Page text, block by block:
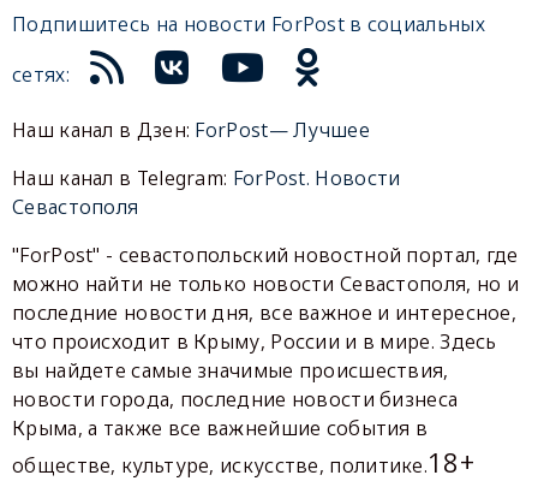
Подпишитесь на новости ForPost в социальных
сетях:
Наш канал в Дзен: ForPost— Лучшее
Наш канал в Telegram: ForPost. Новости
Севастополя
"ForPost" - севастопольский новостной портал, где
можно найти не только новости Севастополя, но и
последние новости дня, все важное и интересное,
что происходит в Крыму, России и в мире. Здесь
вы найдете самые значимые происшествия,
новости города, последние новости бизнеса
Крыма, а также все важнейшие события в
обществе, культуре, искусстве, политике.18+